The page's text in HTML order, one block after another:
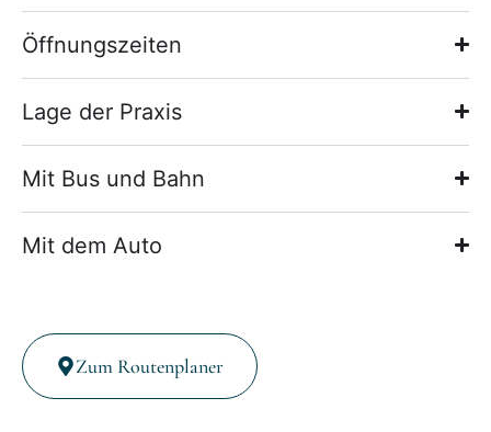
Öffnungszeiten
Lage der Praxis
Mit Bus und Bahn
Mit dem Auto
Zum Routenplaner